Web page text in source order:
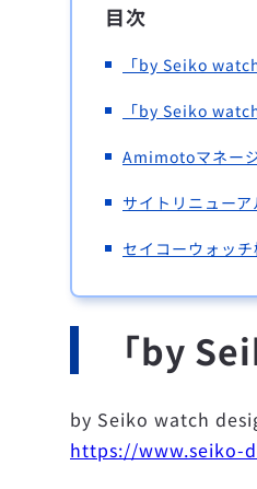
目次
「by Seiko
「by Seiko
Amimotoマネー
サイトリニューア
セイコーウォッ
「by
by Seiko watch
https://www.seiko-